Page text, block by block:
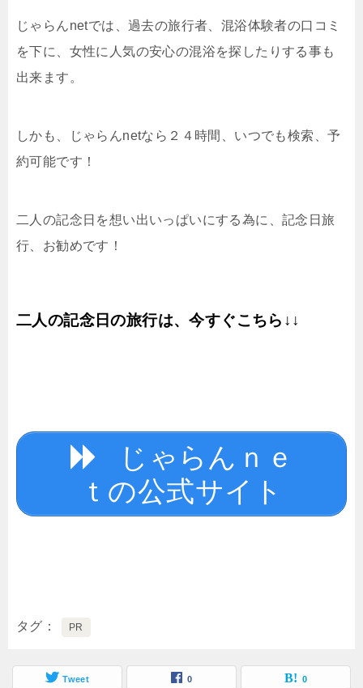
じゃらんnetでは、過去の旅行者、混浴体験者の口コミ
を下に、女性に人気の安心の混浴を探したりする事も
出来ます。
しかも、じゃらんnetなら２４時間、いつでも検索、予
約可能です！
二人の記念日を想い出いっぱいにする為に、記念日旅
行、お勧めです！
二人の記念日の旅行は、今すぐこちら↓↓
じゃらんｎｅ
ｔの公式サイト
タグ PR
Tweet 0 0